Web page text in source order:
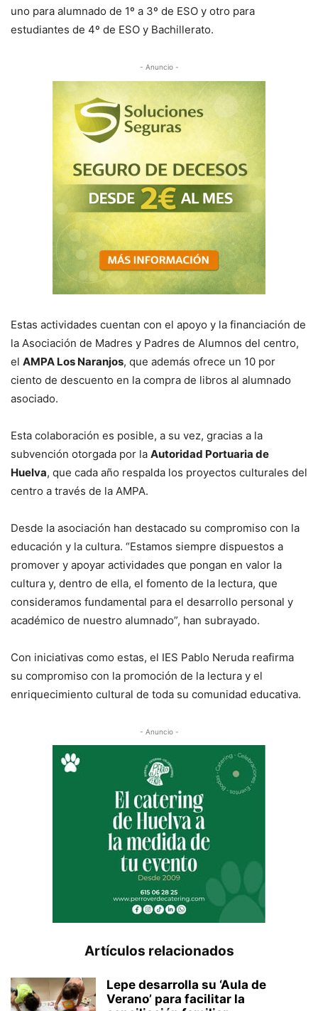
uno para alumnado de 1º a 3º de ESO y otro para
estudiantes de 4º de ESO y Bachillerato.
- Anuncio -
Estas actividades cuentan con el apoyo y la financiación de
la Asociación de Madres y Padres de Alumnos del centro,
el AMPA Los Naranjos, que además ofrece un 10 por
ciento de descuento en la compra de libros al alumnado
asociado.
Esta colaboración es posible, a su vez, gracias a la
subvención otorgada por la Autoridad Portuaria de
Huelva, que cada año respalda los proyectos culturales del
centro a través de la AMPA.
Desde la asociación han destacado su compromiso con la
educación y la cultura. “Estamos siempre dispuestos a
promover y apoyar actividades que pongan en valor la
cultura y, dentro de ella, el fomento de la lectura, que
consideramos fundamental para el desarrollo personal y
académico de nuestro alumnado”, han subrayado.
Con iniciativas como estas, el IES Pablo Neruda reafirma
su compromiso con la promoción de la lectura y el
enriquecimiento cultural de toda su comunidad educativa.
- Anuncio -
Artículos relacionados
Lepe desarrolla su ‘Aula de
Verano’ para facilitar la